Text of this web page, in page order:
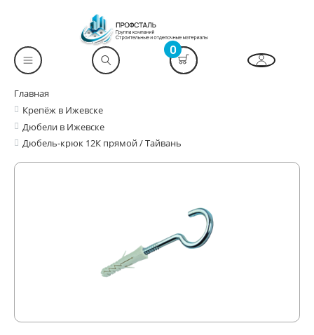
0
Главная
Крепёж в Ижевске
Дюбели в Ижевске
Дюбель-крюк 12К прямой / Тайвань